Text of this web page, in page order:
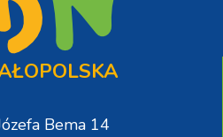
Bema 14